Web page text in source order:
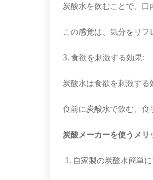
炭酸水を飲むことで、口
この感覚は、気分をリフ
3. 食欲を刺激する効果:
炭酸水は食欲を刺激する
食前に炭酸水で飲む、食
炭酸メーカーを使うメリ
1. 自家製の炭酸水簡単